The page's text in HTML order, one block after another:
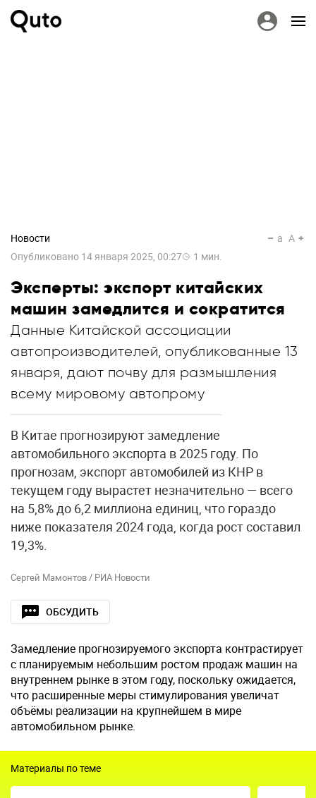
Новости
Опубликовано 14 января 2025, 00:27 1 мин.
a A
Эксперты: экспорт китайских
машин замедлится и сократится
Данные Китайской ассоциации
автопроизводителей, опубликованные 13
января, дают почву для размышления
всему мировому автопрому
В Китае прогнозируют замедление
автомобильного экспорта в 2025 году. По
прогнозам, экспорт автомобилей из КНР в
текущем году вырастет незначительно — всего
на 5,8% до 6,2 миллиона единиц, что гораздо
ниже показателя 2024 года, когда рост составил
19,3%.
Сергей Мамонтов / РИА Новости
ОБСУДИТЬ
Замедление прогнозируемого экспорта контрастирует
с планируемым небольшим ростом продаж машин на
внутреннем рынке в этом году, поскольку ожидается,
что расширенные меры стимулирования увеличат
объёмы реализации на крупнейшем в мире
автомобильном рынке.
Материалы по теме